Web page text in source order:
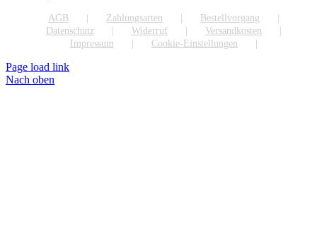
AGB Zahlungsarten
Bestellvorgang
Datenschutz
Widerruf
Versandkosten
Impressum
Cookie-Einstellungen
Page load link
Nach oben